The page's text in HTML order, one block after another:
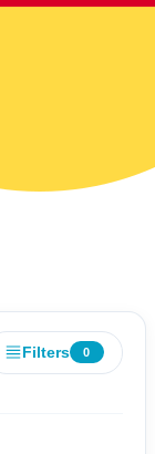
Filters 0